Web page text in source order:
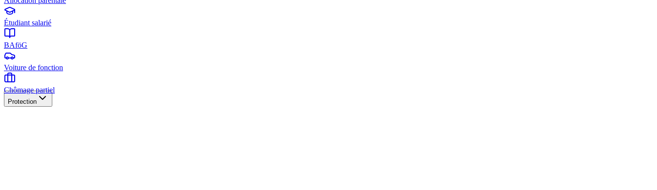
Étudiant salarié
BAföG
Voiture de fonction
Chômage partiel
Protection